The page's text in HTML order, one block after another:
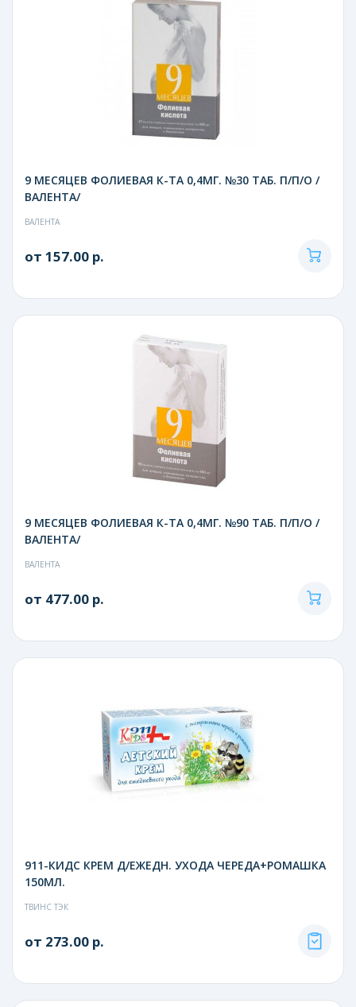
9 МЕСЯЦЕВ ФОЛИЕВАЯ К-ТА 0,4МГ. №30 ТАБ. П/П/О /
ВАЛЕНТА/
ВАЛЕНТА
от 157.00 р.
9 МЕСЯЦЕВ ФОЛИЕВАЯ К-ТА 0,4МГ. №90 ТАБ. П/П/О /
ВАЛЕНТА/
ВАЛЕНТА
от 477.00 р.
911-КИДС КРЕМ Д/ЕЖЕДН. УХОДА ЧЕРЕДА+РОМАШКА
150МЛ.
ТВИНС ТЭК
от 273.00 р.